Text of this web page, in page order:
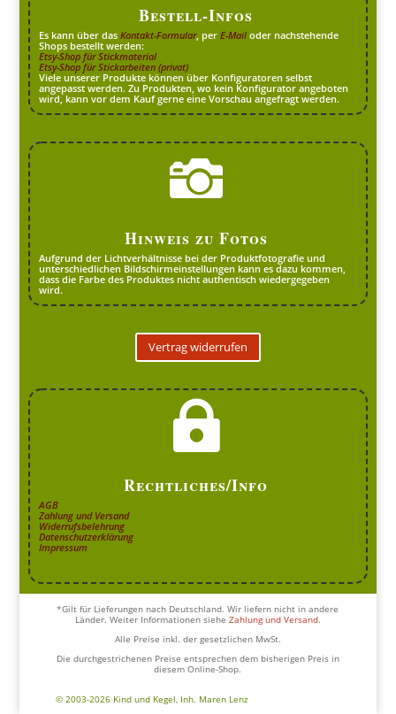
Bestell-Infos
Es kann über dasKontakt-Formular, perE-Mail oder nachstehende
Shops bestellt werden:
Etsy-Shop für Stickmaterial
Etsy-Shop für Stickarbeiten (privat)
Viele unserer Produkte können über Konfiguratoren selbst
angepasst werden. Zu Produkten, wo kein Konfigurator angeboten
wird, kann vor dem Kauf gerne eine Vorschau angefragt werden.

Hinweis zu Fotos
Aufgrund der Lichtverhältnisse bei der Produktfotografie und
unterschiedlichen Bildschirmeinstellungen kann es dazu kommen,
dass die Farbe des Produktes nicht authentisch wiedergegeben
wird.
Vertrag widerrufen

Rechtliches/Info
AGB
Zahlung und Versand
Widerrufsbelehrung
Datenschutzerklärung
Impressum
*Gilt für Lieferungen nach Deutschland. Wir liefern nicht in andere
Länder. Weiter Informationen siehe Zahlung und Versand.
Alle Preise inkl. der gesetzlichen MwSt.
Die durchgestrichenen Preise entsprechen dem bisherigen Preis in
diesem Online-Shop.
© 2003-2026 Kind und Kegel, Inh. Maren Lenz